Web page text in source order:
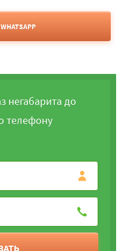
негабарита до
телефону